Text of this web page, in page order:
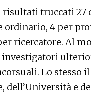
risultati truccati 27
ordinario, 4 per
ricercatore. Al
investigatori
Lo stesso
dell’Università e